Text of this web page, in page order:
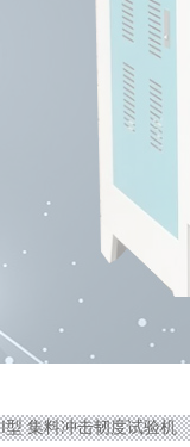
集料冲击韧度试验机